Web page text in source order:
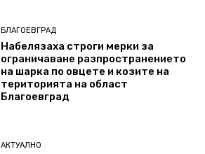
БЛАГОЕВГРАД
Набелязаха строги мерки за
ограничаване разпространението
на шарка по овцете и козите на
територията на област
Благоевград
АКТУАЛНО